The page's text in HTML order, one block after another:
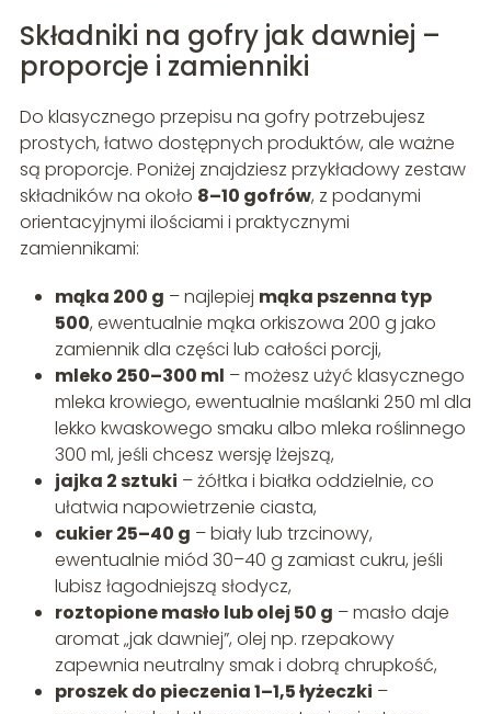
Składniki na gofry jak dawniej –
proporcje i zamienniki
Do klasycznego przepisu na gofry potrzebujesz
prostych, łatwo dostępnych produktów, ale ważne
są proporcje. Poniżej znajdziesz przykładowy zestaw
składników na około 8–10 gofrów, z podanymi
orientacyjnymi ilościami i praktycznymi
zamiennikami:
mąka 200 g – najlepiej mąka pszenna typ
500, ewentualnie mąka orkiszowa 200 g jako
zamiennik dla części lub całości porcji,
mleko 250–300 ml – możesz użyć klasycznego
mleka krowiego, ewentualnie maślanki 250 ml dla
lekko kwaskowego smaku albo mleka roślinnego
300 ml, jeśli chcesz wersję lżejszą,
jajka 2 sztuki – żółtka i białka oddzielnie, co
ułatwia napowietrzenie ciasta,
cukier 25–40 g – biały lub trzcinowy,
ewentualnie miód 30–40 g zamiast cukru, jeśli
lubisz łagodniejszą słodycz,
roztopione masło lub olej 50 g – masło daje
aromat „jak dawniej”, olej np. rzepakowy
zapewnia neutralny smak i dobrą chrupkość,
proszek do pieczenia 1–1,5 łyżeczki –